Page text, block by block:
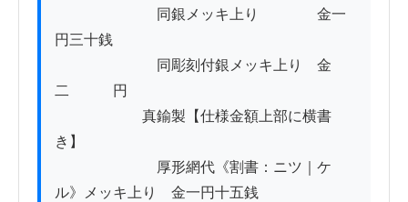
同銀メッキ上り　　　　金一
円三十銭
同彫刻付銀メッキ上り　金
二　　　円
真鍮製【仕様金額上部に横書
き】
厚形網代《割書：ニツ｜ケ
ル》メッキ上り　金一円十五銭